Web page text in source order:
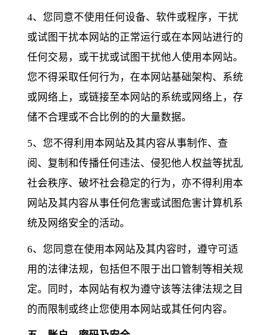
4、您同意不使用任何设备、软件或程序，干扰
或试图干扰本网站的正常运行或在本网站进行的
任何交易，或干扰或试图干扰他人使用本网站。
您不得采取任何行为，在本网站基础架构、系统
或网络上，或链接至本网站的系统或网络上，存
储不合理或不合比例的的大量数据。
5、您不得利用本网站及其内容从事制作、查
阅、复制和传播任何违法、侵犯他人权益等扰乱
社会秩序、破坏社会稳定的行为，亦不得利用本
网站及其内容从事任何危害或试图危害计算机系
统及网络安全的活动。
6、您同意在使用本网站及其内容时，遵守可适
用的法律法规，包括但不限于出口管制等相关规
定。同时，本网站有权为遵守该等法律法规之目
的而限制或终止您使用本网站或其任何内容。